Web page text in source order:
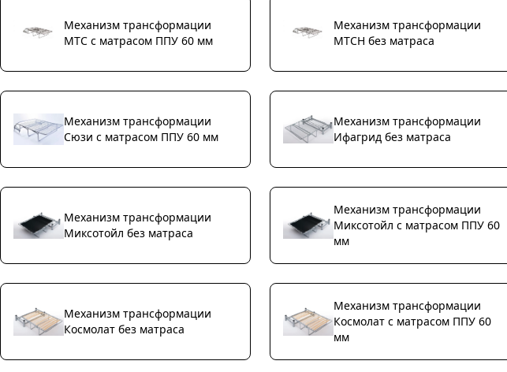
Механизм трансформации
МТС с матрасом ППУ 60 мм
Механизм трансформации
МТСН без матраса
Механизм трансформации
Сюзи с матрасом ППУ 60 мм
Механизм трансформации
Ифагрид без матраса
Механизм трансформации
Миксотойл без матраса
Механизм трансформации
Миксотойл с матрасом ППУ 60
мм
Механизм трансформации
Космолат без матраса
Механизм трансформации
Космолат с матрасом ППУ 60
мм